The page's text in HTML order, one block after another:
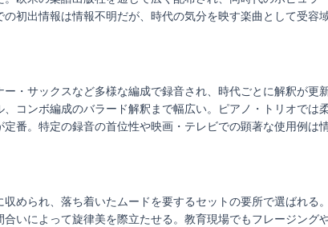
初出情報は情報不明だが、時代の気分を映す楽曲として受容域
・サックスなど多様な編成で録音され、時代ごとに解釈が更
コンボ編成のバラード解釈まで幅広い。ピアノ・トリオでは
番。特定の録音の首位性や映画・テレビでの顕著な使用例は情
められ、落ち着いたムードを要するセットの要所で選ばれる
いによって旋律美を際立たせる。教育現場でもフレージング